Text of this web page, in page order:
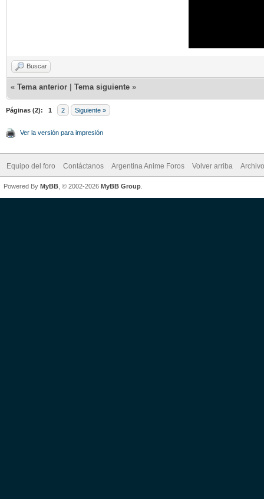
Buscar
« Tema anterior Tema siguiente »
Páginas (2): 1 2 Siguiente »
Ver la versión para impresión
Equipo del foro Contáctanos Argentina Anime Foros Volver arriba
Powered By MyBB , © 2002-2026 MyBB Group